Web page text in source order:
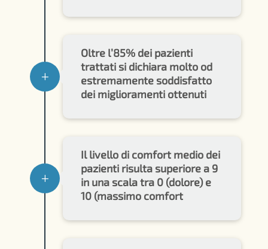
L
Oltre l’85% dei pazienti
trattati si dichiara molto od
estremamente soddisfatto
dei miglioramenti ottenuti
L
Il livello di comfort medio dei
pazienti risulta superiore a 9
in una scala tra 0 (dolore) e
10 (massimo comfort